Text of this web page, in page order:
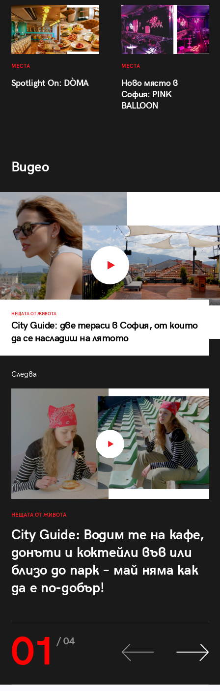
МЕСТА
Spotlight On: DÒMA
МЕСТА
Ново място в
София: PINK
BALLOON
Видео
НЕЩАТА ОТ ЖИВОТА
City Guide: две тераси в София, от които
да се насладиш на лятото
Следва
НЕЩАТА ОТ ЖИВОТА
City Guide: Водим те на кафе,
донъти и коктейли във или
близо до парк – май няма как
да е по-добър!
01 / 04